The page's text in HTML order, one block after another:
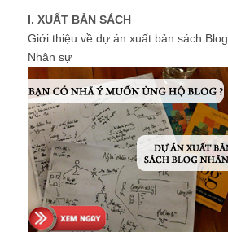
I. XUẤT BẢN SÁCH
Giới thiệu về dự án xuất bản sách Blog
Nhân sự